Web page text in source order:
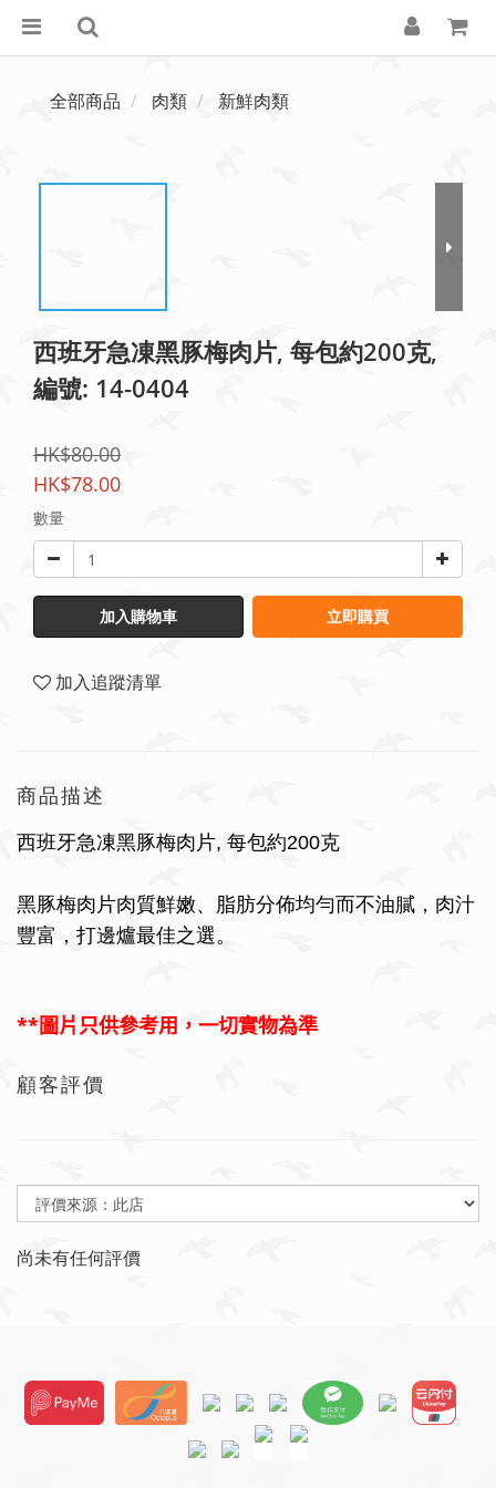
全部商品 肉類 新鮮肉類
西班牙急凍黑豚梅肉片, 每包約200克,
編號: 14-0404
HK$80.00
HK$78.00
數量
加入購物車 立即購買
加入追蹤清單
商品描述
西班牙急凍黑豚梅肉片, 每包約200克
黑豚梅肉片肉質鮮嫩、脂肪分佈均勻而不油膩，肉汁
豐富，打邊爐最佳之選。
**圖片只供參考用，一切實物為準
顧客評價
尚未有任何評價